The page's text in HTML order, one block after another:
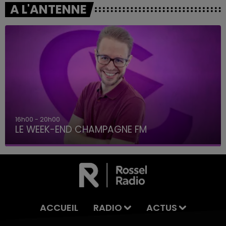
A L'ANTENNE
16h00 - 20h00
LE WEEK-END CHAMPAGNE FM
ACCUEIL RADIO
ACTUS